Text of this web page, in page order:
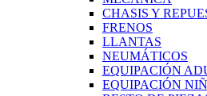
CHASIS Y
FRENOS
LLANTAS
NEUMÁTICOS
EQUIPACIÓN
EQUIPACIÓN